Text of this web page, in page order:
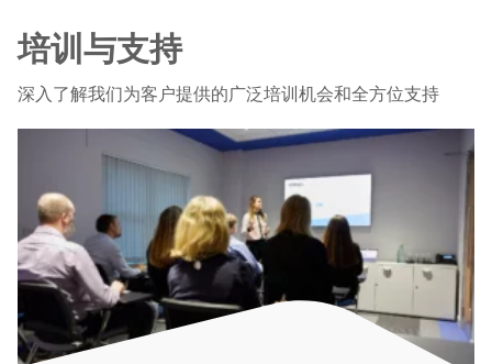
培训与支持
深入了解我们为客户提供的广泛培训机会和全方位支持